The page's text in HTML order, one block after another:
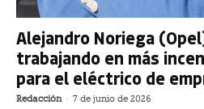
Alejandro Noriega
trabajando en más
para el eléctrico de
Redacción - 7 de junio de 2026